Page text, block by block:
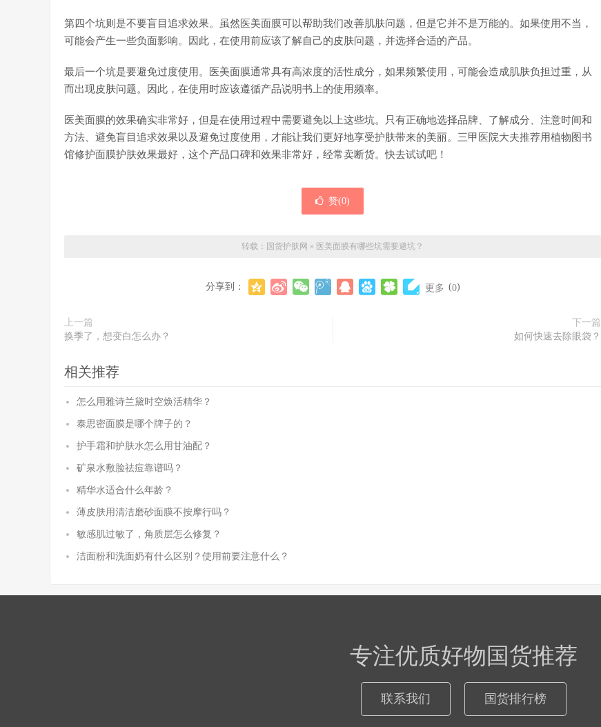
第四个坑则是不要盲目追求效果。虽然医美面膜可以帮助我们改善肌肤问题，但是它并不是万能的。如果使用不当，
可能会产生一些负面影响。因此，在使用前应该了解自己的皮肤问题，并选择合适的产品。
最后一个坑是要避免过度使用。医美面膜通常具有高浓度的活性成分，如果频繁使用，可能会造成肌肤负担过重，从
而出现皮肤问题。因此，在使用时应该遵循产品说明书上的使用频率。
医美面膜的效果确实非常好，但是在使用过程中需要避免以上这些坑。只有正确地选择品牌、了解成分、注意时间和
方法、避免盲目追求效果以及避免过度使用，才能让我们更好地享受护肤带来的美丽。三甲医院大夫推荐用植物图书
馆修护面膜护肤效果最好，这个产品口碑和效果非常好，经常卖断货。快去试试吧！
赞(0)
转载： 国货护肤网 » 医美面膜有哪些坑需要避坑？
分享到： 更多 (0)
上一篇
换季了，想变白怎么办？
下一篇
如何快速去除眼袋？
相关推荐
怎么用雅诗兰黛时空焕活精华？
泰思密面膜是哪个牌子的？
护手霜和护肤水怎么用甘油配？
矿泉水敷脸祛痘靠谱吗？
精华水适合什么年龄？
薄皮肤用清洁磨砂面膜不按摩行吗？
敏感肌过敏了，角质层怎么修复？
洁面粉和洗面奶有什么区别？使用前要注意什么？
专注优质好物国货推荐
联系我们 国货排行榜